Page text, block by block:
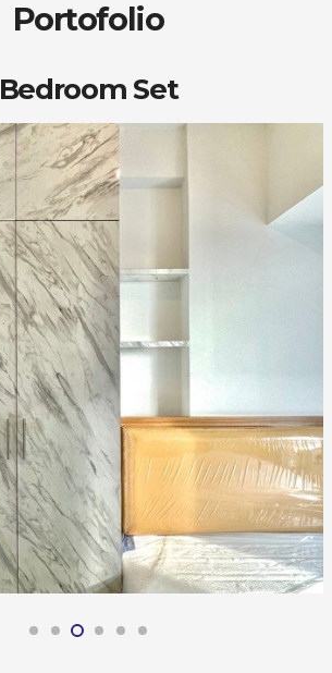
Portofolio
Bedroom Set